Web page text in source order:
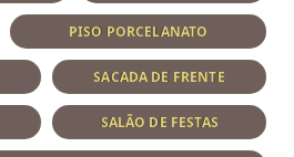
PISO PORCELANATO
SACADA DE FRENTE
SALÃO DE FESTAS